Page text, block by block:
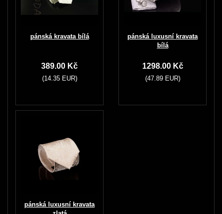
pánská kravata bílá
389.00 Kč
(14.35 EUR)
pánská luxusní kravata
bílá
1298.00 Kč
(47.89 EUR)
pánská luxusní kravata